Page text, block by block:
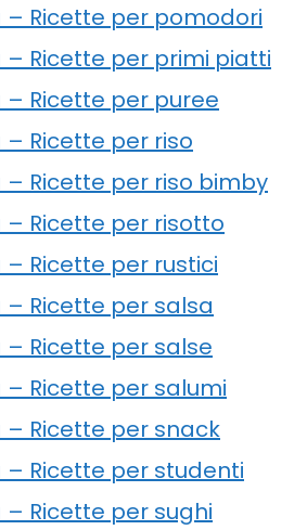
– Ricette per pomodori
– Ricette per primi piatti
– Ricette per puree
Ricette per riso
– Ricette per riso bimby
– Ricette per risotto
Ricette per rustici
– Ricette per salsa
– Ricette per salse
– Ricette per salumi
– Ricette per snack
– Ricette per studenti
Ricette per sughi